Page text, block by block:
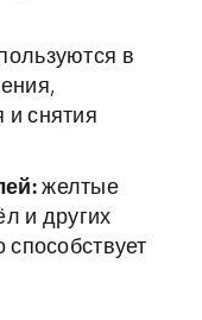
в
снятия
желтые
и других